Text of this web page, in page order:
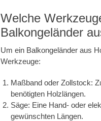
Welche
Balkongeländer
Um ein Balkongeländer aus
Werkzeuge:
Maßband oder Zollstock:
benötigten Holzlängen.
Säge: Eine Hand- oder
gewünschten Längen.